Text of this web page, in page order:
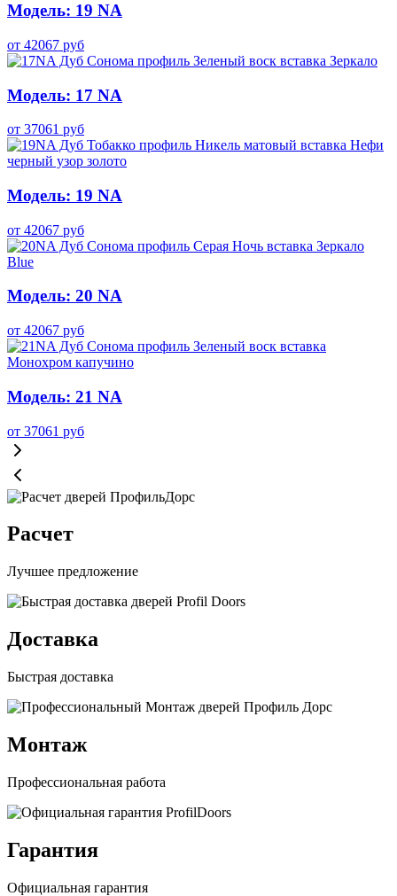
Модель: 19 NA
от 42067 руб
Модель: 17 NA
от 37061 руб
Модель: 19 NA
от 42067 руб
Модель: 20 NA
от 42067 руб
Модель: 21 NA
от 37061 руб
Расчет
Лучшее предложение
Доставка
Быстрая доставка
Монтаж
Профессиональная работа
Гарантия
Официальная гарантия